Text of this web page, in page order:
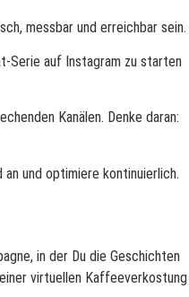
messbar und erreichbar sein.
Serie auf Instagram zu starten
Kanälen. Denke daran:
und optimiere kontinuierlich.
in der Du die Geschichten
virtuellen Kaffeeverkostung